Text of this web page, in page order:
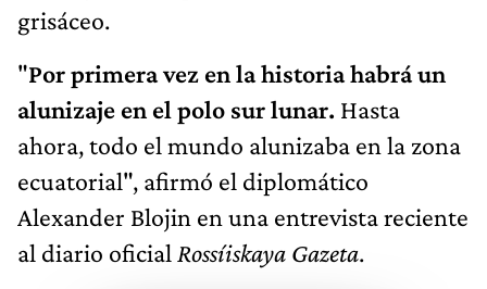
grisáceo.
"Por primera vez en la historia habrá un
alunizaje en el polo sur lunar. Hasta
ahora, todo el mundo alunizaba en la zona
ecuatorial", afirmó el diplomático
Alexander Blojin en una entrevista reciente
al diario oficial Rossíiskaya Gazeta.